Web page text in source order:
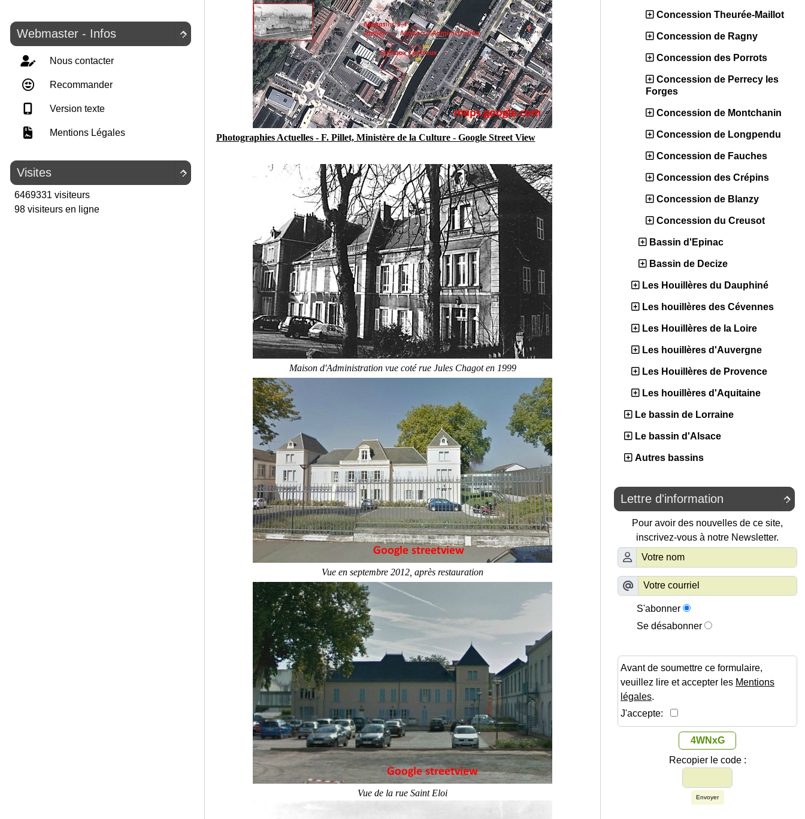

Webmaster - Infos
Nous contacter
Recommander
Version texte
Mentions Légales

Visites
6469331 visiteurs
98 visiteurs en ligne
Photographies Actuelles - F. Pillet, Ministère de la Culture - Google Street View
Maison d'Administration vue coté rue Jules Chagot en 1999
Vue en septembre 2012, après restauration
Vue de la rue Saint Eloi
Concession Theurée-Maillot
Concession de Ragny
Concession des Porrots
Concession de Perrecy les
Forges
Concession de Montchanin
Concession de Longpendu
Concession de Fauches
Concession des Crépins
Concession de Blanzy
Concession du Creusot
Bassin d'Epinac
Bassin de Decize
Les Houillères du Dauphiné
Les houillères des Cévennes
Les Houillères de la Loire
Les houillères d'Auvergne
Les Houillères de Provence
Les houillères d'Aquitaine
Le bassin de Lorraine
Le bassin d'Alsace
Autres bassins

Lettre d'information
Pour avoir des nouvelles de ce site,
inscrivez-vous à notre Newsletter.
S'abonner
Se désabonner
Avant de soumettre ce formulaire,
veuillez lire et accepter les Mentions
légales.
J'accepte:
4WNxG
Recopier le code :
Envoyer